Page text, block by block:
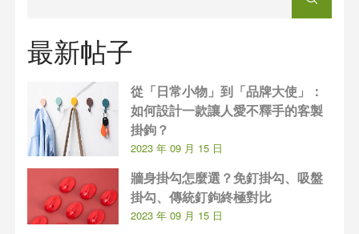
最新帖子
從「日常小物」到「品牌大使」：
如何設計一款讓人愛不釋手的客製
掛鉤？
2023 年 09 月 15 日
牆身掛勾怎麼選？免釘掛勾、吸盤
掛勾、傳統釘鉤終極對比
2023 年 09 月 15 日